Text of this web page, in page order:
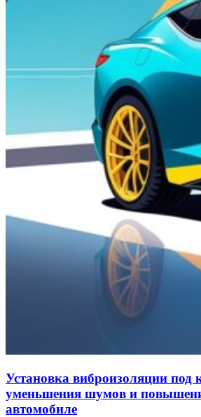
Установка виброизоляции под
уменьшения шумов и
автомобиле